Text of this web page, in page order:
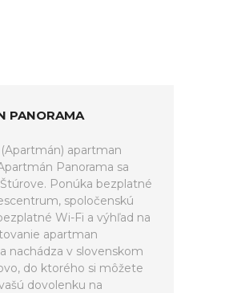
PANORAMA
apartman
Panorama sa
Ponúka bezplatné
spoločenskú
Wi-Fi a výhľad na
apartman
nachádza v slovenskom
do ktorého si môžete
dovolenku na